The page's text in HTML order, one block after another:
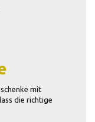
mit
die richtige